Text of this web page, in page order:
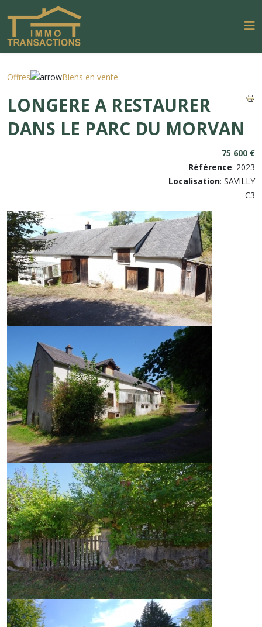
Offres Biens en vente
LONGERE A RESTAURER
DANS LE PARC DU MORVAN
75 600 €
Référence: 2023
Localisation: SAVILLY
C3